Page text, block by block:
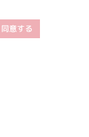
同意する